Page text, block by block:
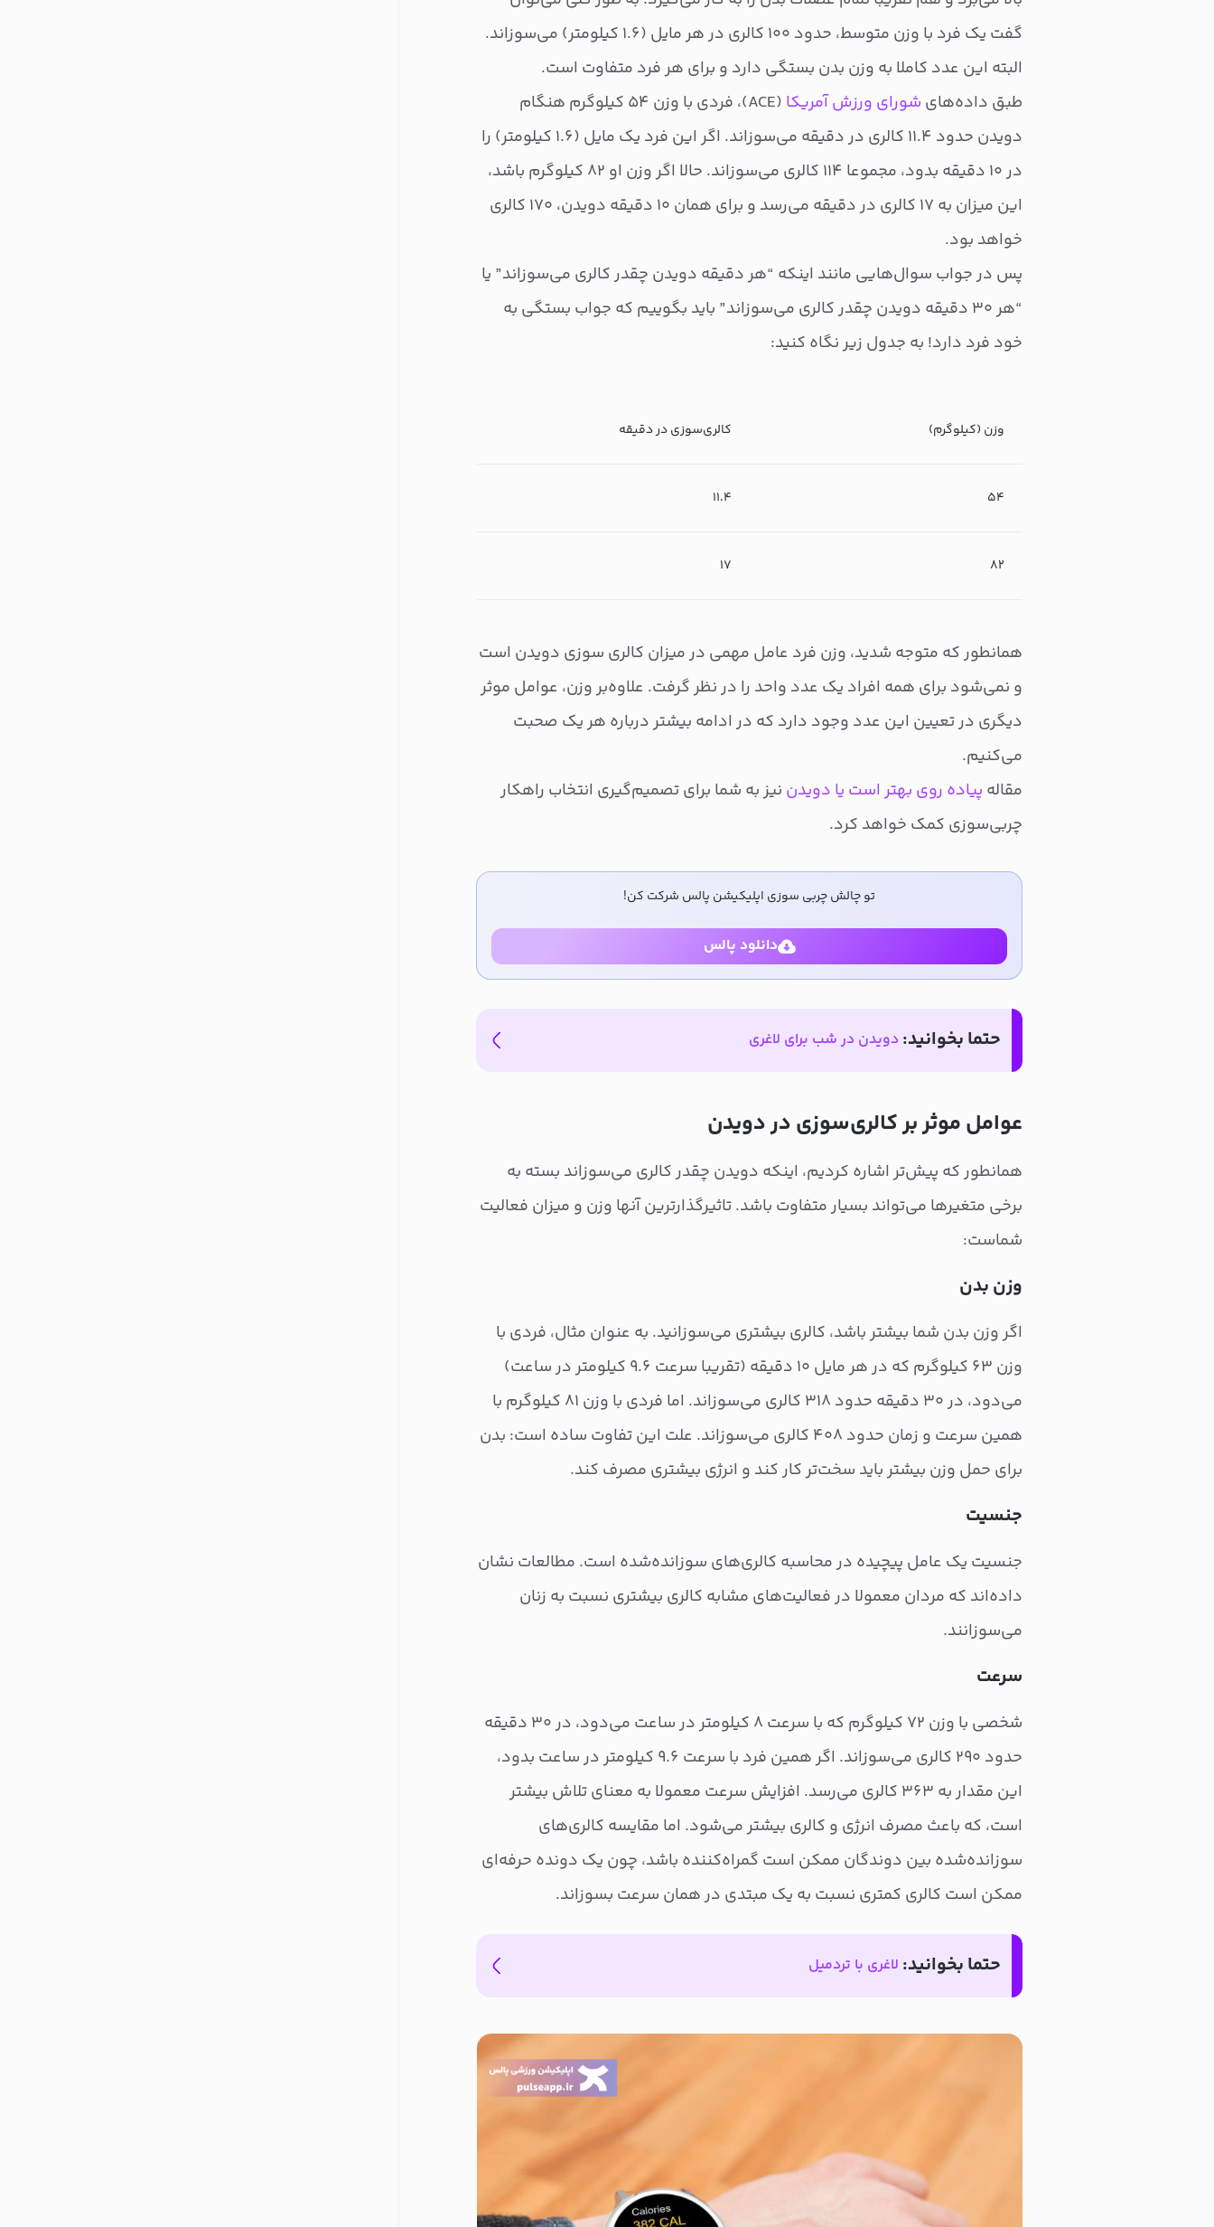
گفت یک فرد با وزن متوسط، حدود ۱۰۰ کالری در هر مایل (۱.۶ کیلومتر) می‌سوزاند.
البته این عدد کاملا به وزن بدن بستگی دارد و برای هر فرد متفاوت است.
طبق داده‌های شورای ورزش آمریکا
(ACE)، فردی با وزن ۵۴ کیلوگرم هنگام
دویدن حدود ۱۱.۴ کالری در دقیقه می‌سوزاند. اگر این فرد یک مایل (۱.۶ کیلومتر) را
در ۱۰ دقیقه بدود، مجموعا ۱۱۴ کالری می‌سوزاند. حالا اگر وزن او ۸۲ کیلوگرم باشد،
این میزان به ۱۷ کالری در دقیقه می‌رسد و برای همان ۱۰ دقیقه دویدن، ۱۷۰ کالری
خواهد بود.
پس در جواب سوال‌هایی مانند اینکه “هر دقیقه دویدن چقدر کالری می‌سوزاند” یا
“هر ۳۰ دقیقه دویدن چقدر کالری می‌سوزاند” باید بگوییم که جواب بستگی به
خود فرد دارد! به جدول زیر نگاه کنید:
وزن (کیلوگرم) کالری‌سوزی در دقیقه
۵۴ ۱۱.۴
۸۲ ۱۷
همانطور که متوجه شدید، وزن فرد عامل مهمی در میزان کالری سوزی دویدن است
و نمی‌شود برای همه افراد یک عدد واحد را در نظر گرفت. علاوه‌بر وزن، عوامل موثر
دیگری در تعیین این عدد وجود دارد که در ادامه بیشتر درباره هر یک صحبت
می‌کنیم.
مقاله پیاده روی بهتر است یا دویدن نیز به شما برای تصمیم‌گیری انتخاب راهکار
چربی‌سوزی کمک خواهد کرد.
تو چالش چربی سوزی اپلیکیشن پالس شرکت کن!
دانلود پالس
حتما بخوانید: دویدن در شب برای لاغری
عوامل موثر بر کالری‌سوزی در دویدن
همانطور که پیش‌تر اشاره کردیم، اینکه دویدن چقدر کالری می‌سوزاند بسته به
برخی متغیرها می‌تواند بسیار متفاوت باشد. تاثیرگذارترین آنها وزن و میزان فعالیت
شماست:
وزن بدن
اگر وزن بدن شما بیشتر باشد، کالری بیشتری می‌سوزانید. به عنوان مثال، فردی با
وزن ۶۳ کیلوگرم که در هر مایل ۱۰ دقیقه (تقریبا سرعت ۹.۶ کیلومتر در ساعت)
می‌دود، در ۳۰ دقیقه حدود ۳۱۸ کالری می‌سوزاند. اما فردی با وزن ۸۱ کیلوگرم با
همین سرعت و زمان حدود ۴۰۸ کالری می‌سوزاند. علت این تفاوت ساده است: بدن
برای حمل وزن بیشتر باید سخت‌تر کار کند و انرژی بیشتری مصرف کند.
جنسیت
جنسیت یک عامل پیچیده در محاسبه کالری‌های سوزانده‌شده است. مطالعات نشان
داده‌اند که مردان معمولا در فعالیت‌های مشابه کالری بیشتری نسبت به زنان
می‌سوزانند.
سرعت
شخصی با وزن ۷۲ کیلوگرم که با سرعت ۸ کیلومتر در ساعت می‌دود، در ۳۰ دقیقه
حدود ۲۹۰ کالری می‌سوزاند. اگر همین فرد با سرعت ۹.۶ کیلومتر در ساعت بدود،
این مقدار به ۳۶۳ کالری می‌رسد. افزایش سرعت معمولا به معنای تلاش بیشتر
است، که باعث مصرف انرژی و کالری بیشتر می‌شود. اما مقایسه کالری‌های
سوزانده‌شده بین دوندگان ممکن است گمراه‌کننده باشد، چون یک دونده حرفه‌ای
ممکن است کالری کمتری نسبت به یک مبتدی در همان سرعت بسوزاند.
حتما بخوانید: لاغری با تردمیل